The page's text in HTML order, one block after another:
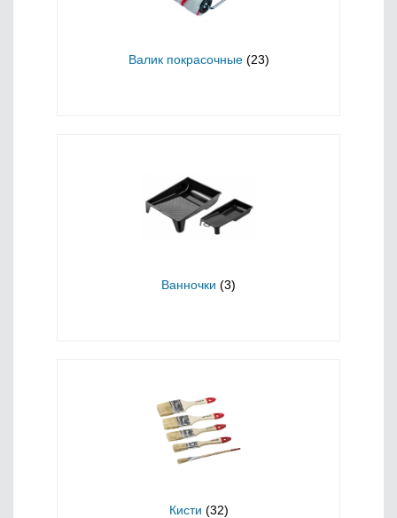
Валик покрасочные (23)
Ванночки (3)
Кисти (32)